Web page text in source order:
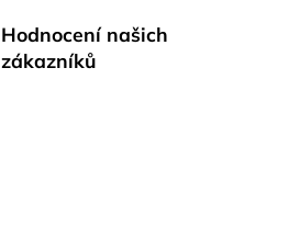
Hodnocení našich
zákazníků